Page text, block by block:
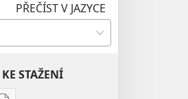
PŘEČÍST V JAZYCE
STAŽENÍ